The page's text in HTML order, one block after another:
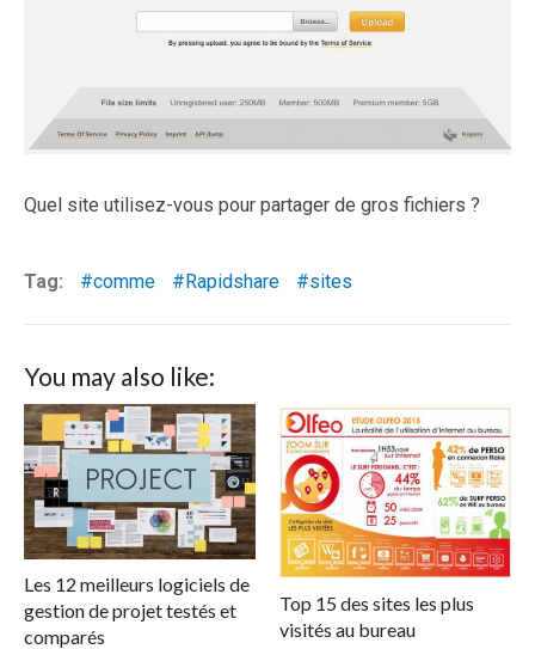
Quel site utilisez-vous pour partager de gros fichiers ?
Tag: comme Rapidshare sites
You may also like:
Les 12 meilleurs logiciels de
gestion de projet testés et
comparés
Top 15 des sites les plus
visités au bureau